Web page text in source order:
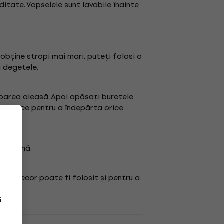
Vopselele sunt lavabile înainte
stropi mai mari, puteți folosi o
degetele.
aleasă. Apoi apăsați buretele
usuce pentru a îndepărta orice
poate fi folosit și pentru a